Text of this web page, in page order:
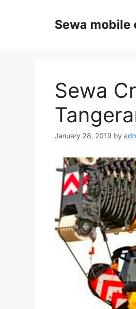
Sewa
Sewa
January 28, 2019 by